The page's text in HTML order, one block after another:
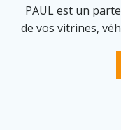
PAUL est un
de vos vitrines,